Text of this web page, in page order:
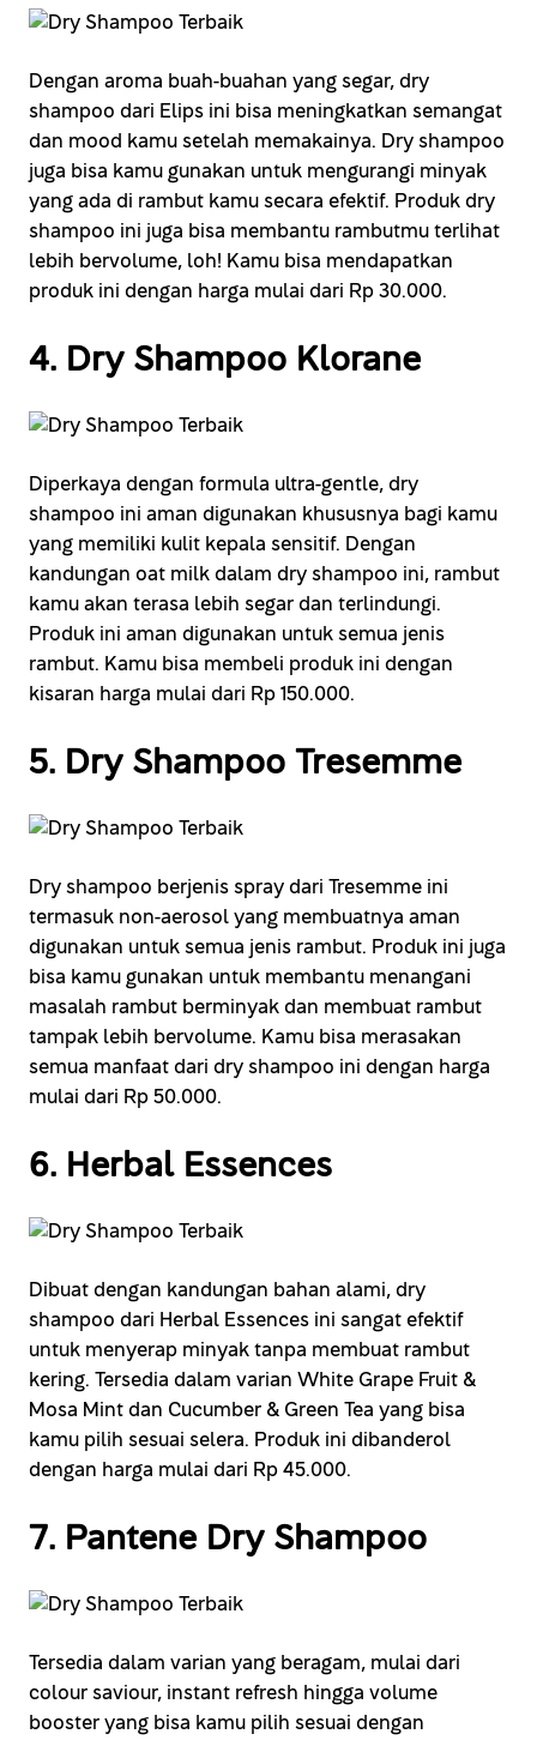
Dengan aroma buah-buahan yang segar, dry
shampoo dari Elips ini bisa meningkatkan semangat
dan mood kamu setelah memakainya. Dry shampoo
juga bisa kamu gunakan untuk mengurangi minyak
yang ada di rambut kamu secara efektif. Produk dry
shampoo ini juga bisa membantu rambutmu terlihat
lebih bervolume, loh! Kamu bisa mendapatkan
produk ini dengan harga mulai dari Rp 30.000.
4. Dry Shampoo Klorane
Diperkaya dengan formula ultra-gentle, dry
shampoo ini aman digunakan khususnya bagi kamu
yang memiliki kulit kepala sensitif. Dengan
kandungan oat milk dalam dry shampoo ini, rambut
kamu akan terasa lebih segar dan terlindungi.
Produk ini aman digunakan untuk semua jenis
rambut. Kamu bisa membeli produk ini dengan
kisaran harga mulai dari Rp 150.000.
5. Dry Shampoo Tresemme
Dry shampoo berjenis spray dari Tresemme ini
termasuk non-aerosol yang membuatnya aman
digunakan untuk semua jenis rambut. Produk ini juga
bisa kamu gunakan untuk membantu menangani
masalah rambut berminyak dan membuat rambut
tampak lebih bervolume. Kamu bisa merasakan
semua manfaat dari dry shampoo ini dengan harga
mulai dari Rp 50.000.
6. Herbal Essences
Dibuat dengan kandungan bahan alami, dry
shampoo dari Herbal Essences ini sangat efektif
untuk menyerap minyak tanpa membuat rambut
kering. Tersedia dalam varian White Grape Fruit &
Mosa Mint dan Cucumber & Green Tea yang bisa
kamu pilih sesuai selera. Produk ini dibanderol
dengan harga mulai dari Rp 45.000.
7. Pantene Dry Shampoo
Tersedia dalam varian yang beragam, mulai dari
colour saviour, instant refresh hingga volume
booster yang bisa kamu pilih sesuai dengan